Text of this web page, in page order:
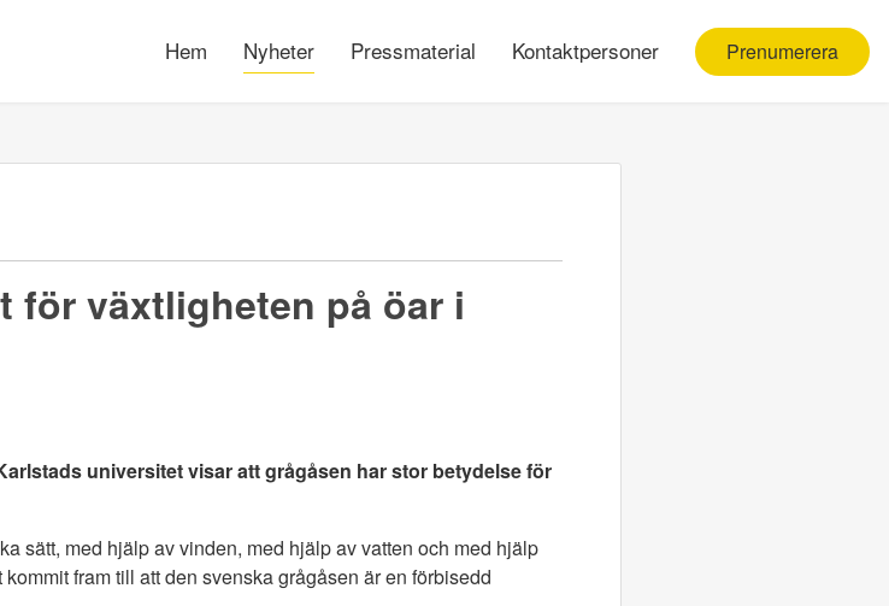
Hem Nyheter Pressmaterial Kontaktpersoner Prenumerera
för växtligheten på öar i
universitet visar att grågåsen har stor betydelse för
sätt, med hjälp av vinden, med hjälp av vatten och med hjälp
fram till att den svenska grågåsen är en förbisedd